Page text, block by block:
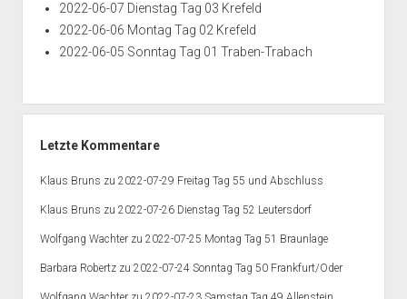
2022-06-07 Dienstag Tag 03 Krefeld
2022-06-06 Montag Tag 02 Krefeld
2022-06-05 Sonntag Tag 01 Traben-Trabach
Letzte Kommentare
Klaus Bruns zu 2022-07-29 Freitag Tag 55 und Abschluss
Klaus Bruns zu 2022-07-26 Dienstag Tag 52 Leutersdorf
Wolfgang Wachterzu 2022-07-25 Montag Tag 51 Braunlage
Barbara Robertzzu 2022-07-24 Sonntag Tag 50 Frankfurt/Oder